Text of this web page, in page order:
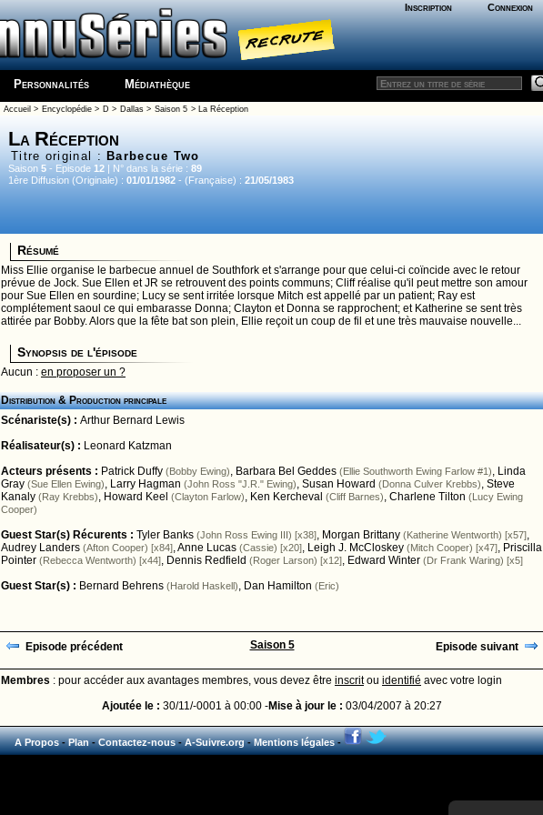
Inscription Connexion
Personnalités Médiathèque
Accueil > Encyclopédie> D > Dallas> Saison 5 > La Réception
La Réception
Titre original : Barbecue Two
Saison 5 - Episode 12 | N° dans la série : 89
1ère Diffusion (Originale) : 01/01/1982 - (Française) : 21/05/1983
Résumé
Miss Ellie organise le barbecue annuel de Southfork et s'arrange pour que celui-ci coïncide avec le retour
prévue de Jock. Sue Ellen et JR se retrouvent des points communs; Cliff réalise qu'il peut mettre son amour
pour Sue Ellen en sourdine; Lucy se sent irritée lorsque Mitch est appellé par un patient; Ray est
complétement saoul ce qui embarasse Donna; Clayton et Donna se rapprochent; et Katherine se sent très
attirée par Bobby. Alors que la fête bat son plein, Ellie reçoit un coup de fil et une très mauvaise nouvelle...
Synopsis de l'épisode
Aucun : en proposer un ?
Distribution & Production principale
Scénariste(s) : Arthur Bernard Lewis
Réalisateur(s) : Leonard Katzman
Acteurs présents : Patrick Duffy (Bobby Ewing), Barbara Bel Geddes (Ellie Southworth Ewing Farlow #1), Linda
Gray (Sue Ellen Ewing), Larry Hagman (John Ross "J.R." Ewing), Susan Howard (Donna Culver Krebbs), Steve
Kanaly (Ray Krebbs), Howard Keel (Clayton Farlow), Ken Kercheval (Cliff Barnes), Charlene Tilton (Lucy Ewing
Cooper)
Guest Star(s) Récurents : Tyler Banks (John Ross Ewing III) [x38], Morgan Brittany (Katherine Wentworth) [x57],
Audrey Landers (Afton Cooper) [x84],Anne Lucas (Cassie) [x20], Leigh J. McCloskey (Mitch Cooper) [x47], Priscilla
Pointer (Rebecca Wentworth) [x44], Dennis Redfield (Roger Larson) [x12], Edward Winter (Dr Frank Waring) [x5]
Guest Star(s) : Bernard Behrens (Harold Haskell), Dan Hamilton (Eric)
Episode précédent Saison 5 Episode suivant
Membres : pour accéder aux avantages membres, vous devez être inscritou identifié avec votre login
Ajoutée le : 30/11/-0001 à 00:00 -Mise à jour le : 03/04/2007 à 20:27
A Propos-Plan-Contactez-nous-A-Suivre.org-Mentions légales-